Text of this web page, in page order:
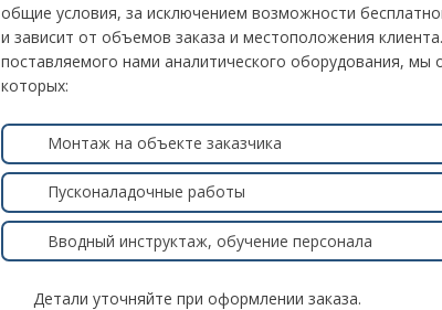
общие условия, за исключением возможности
и зависит от объемов заказа и местоположения
поставляемого нами аналитического оборудования, мы
которых:
Монтаж на объекте заказчика
Пусконаладочные работы
Вводный инструктаж, обучение персонала
Детали уточняйте при оформлении заказа.